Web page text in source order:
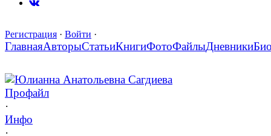
Регистрация · Войти ·
ГлавнаяАвторыСтатьиКнигиФотоФайлыДневники
Юлианна Анатольевна Сагдиева
Профайл
·
Инфо
·